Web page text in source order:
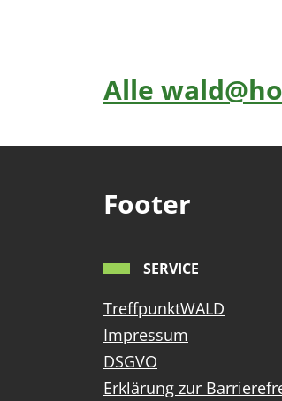
Alle
Footer
SERVICE
TreffpunktWALD
Impressum
DSGVO
Erklärung zur